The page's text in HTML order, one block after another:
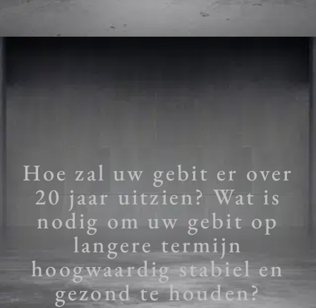
Hoe zal uw gebit er over
20 jaar uitzien? Wat is
nodig om uw gebit op
langere termijn
hoogwaardig stabiel en
gezond te houden?